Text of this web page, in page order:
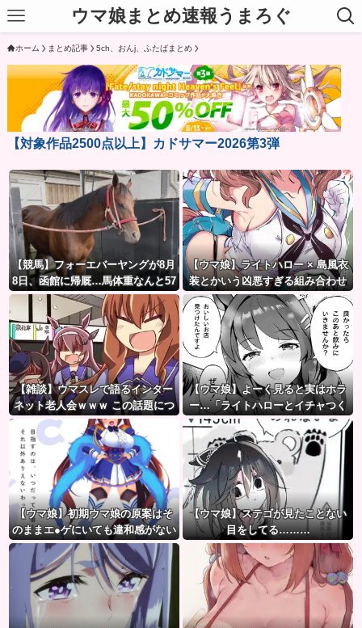
ウマ娘まとめ速報うまろぐ
ホーム まとめ記事 5ch、おんj、ふたばまとめ
【対象作品2500点以上】カドサマー2026第3弾
【競馬】フォーエバーヤングが8月
8日、函館に帰厩…馬体重なんと57
3キロ。←「デカすぎんだろ…」
【ウマ娘】ライトハロー × 島風衣
装とかいう凶悪すぎる組み合わせ
ｗｗｗ「大変なことに…」
【雑談】ウマスレで語るインター
ネット老人会ｗｗｗ この話題につ
いていけないってマジ…！？
【ウマ娘】よーく見ると実はホラ
ー…「ライトハローとイチャつく
スティルトレ漫画」
【ウマ娘】初期ウマ娘の原案はそ
のままエ●ゲにいても違和感がない
んだ。
【ウマ娘】ステゴが見たことない
目をしてる………